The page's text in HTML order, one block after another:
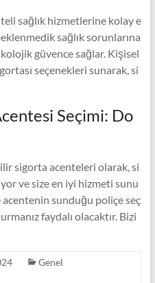
sağlık hizmetlerine kolay e
sağlık sorunlarına
güvence sağlar. Kişisel
seçenekleri sunarak, si
Seçimi: Do
sigorta acenteleri olarak, si
ve size en iyi hizmeti sunu
sunduğu poliçe seç
faydalı olacaktır. Bizi
Genel